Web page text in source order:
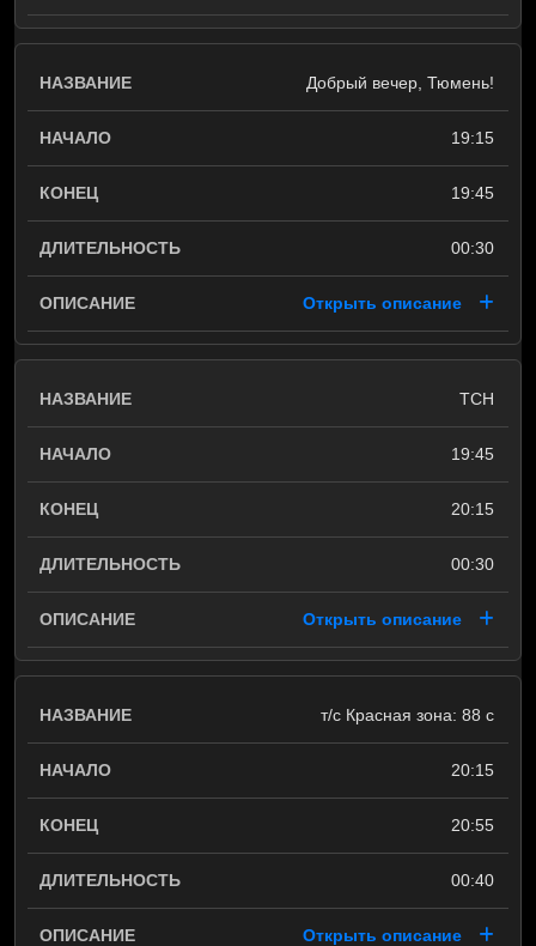
Добрый вечер, Тюмень!
19:15
19:45
00:30
Открыть описание
ТСН
19:45
20:15
00:30
Открыть описание
т/с Красная зона: 88 c
20:15
20:55
00:40
Открыть описание